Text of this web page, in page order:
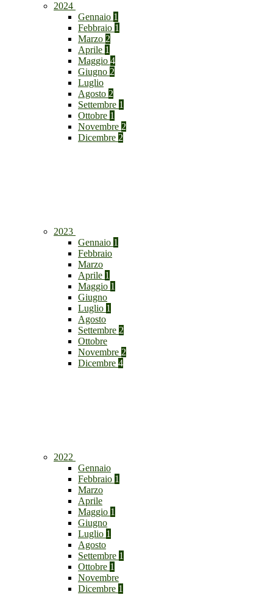
2024
Gennaio 1
Febbraio 1
Marzo 2
Aprile 1
Maggio 4
Giugno 2
Luglio
Agosto 2
Settembre 1
Ottobre 1
Novembre 2
Dicembre 2
2023
Gennaio 1
Febbraio
Marzo
Aprile 1
Maggio 1
Giugno
Luglio 1
Agosto
Settembre 2
Ottobre
Novembre 2
Dicembre 4
2022
Gennaio
Febbraio 1
Marzo
Aprile
Maggio 1
Giugno
Luglio 1
Agosto
Settembre 1
Ottobre 1
Novembre
Dicembre 1